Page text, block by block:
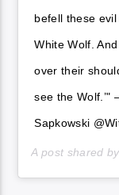
befell these
White Wolf.
over their
see the Wolf.’"
Sapkowski
A post shared by